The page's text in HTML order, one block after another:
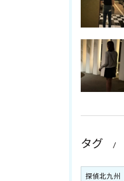
タグ
探偵北九州